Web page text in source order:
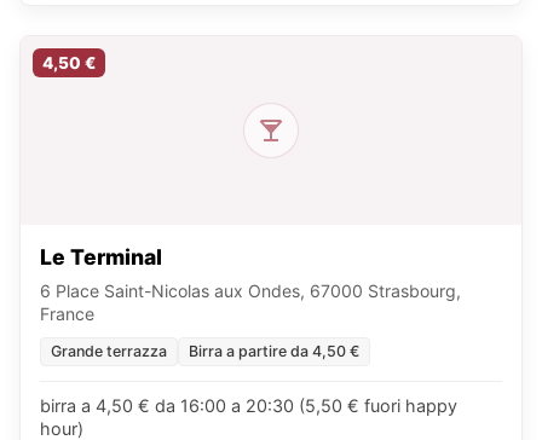
4,50 €
Le Terminal
6 Place Saint-Nicolas aux Ondes, 67000 Strasbourg,
France
Grande terrazza Birra a partire da 4,50 €
birra a 4,50 € da 16:00 a 20:30 (5,50 € fuori happy
hour)